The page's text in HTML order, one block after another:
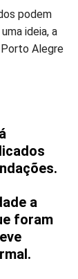
Gettr
podem
ideia, a
Alegre
a
foram